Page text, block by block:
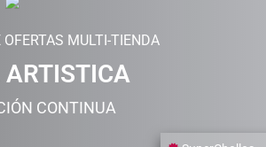
MULTI-TIENDA
CONTINUA